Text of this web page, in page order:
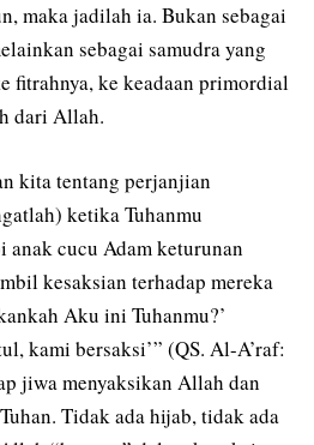
maka jadilah ia. Bukan sebagai
sebagai samudra yang
fitrahnya, ke keadaan primordial
dari Allah.
kita tentang perjanjian
ketika Tuhanmu
cucu Adam keturunan
kesaksian terhadap mereka
Aku ini Tuhanmu?’
kami bersaksi’” (QS. Al-A’raf:
jiwa menyaksikan Allah dan
Tidak ada hijab, tidak ada